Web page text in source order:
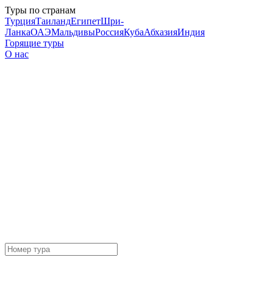
Туры по странам
ТурцияТаиландЕгипетШри-
ЛанкаОАЭМальдивыРоссияКубаАбхазияИндия
Горящие туры
О нас